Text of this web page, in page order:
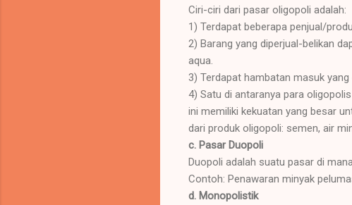
Ciri-ciri dari pasar oligopoli adalah:
1) Terdapat beberapa penjual/
2) Barang yang diperjual-belikan
aqua.
3) Terdapat hambatan masuk
4) Satu di antaranya para
ini memiliki kekuatan yang besar
dari produk oligopoli: semen, air
c. Pasar Duopoli
Duopoli adalah suatu pasar di
Contoh: Penawaran minyak
d. Monopolistik